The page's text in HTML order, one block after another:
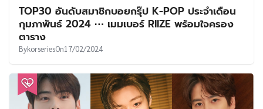
TOP30 อันดับสมาชิกบอยกรุ๊ป K-POP ประจำเดือน
กุมภาพันธ์ 2024 ⋯ เมมเบอร์ RIIZE พร้อมใจครอง
ตาราง
BykorseriesOn17/02/2024